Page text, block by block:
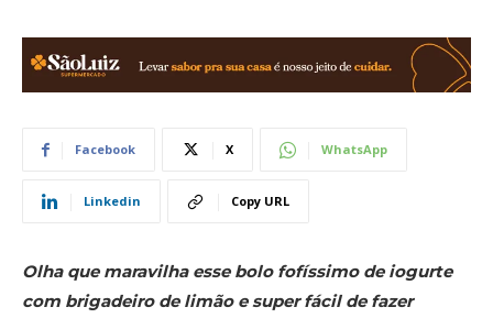
Facebook X WhatsApp
Linkedin Copy URL
Olha que maravilha esse bolo fofíssimo de iogurte
com brigadeiro de limão e super fácil de fazer